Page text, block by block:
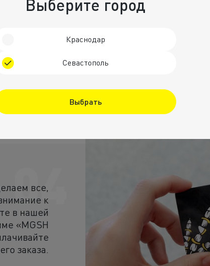
повара —
искусством
из свинины,
индейки, рыбы и
готовится с
04
все,
к
в нашей
«MGSH
заказа.
Выберите город
Краснодар
Севастополь
Выбрать